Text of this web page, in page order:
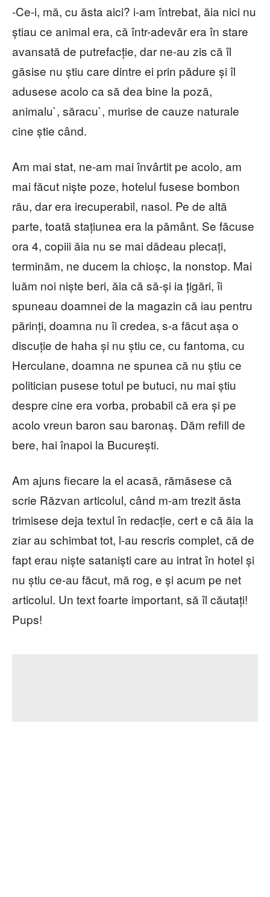
-Ce-i, mă, cu ăsta aici? i-am întrebat, ăia nici nu
știau ce animal era, că într-adevăr era în stare
avansată de putrefacție, dar ne-au zis că îl
găsise nu știu care dintre ei prin pădure și îl
adusese acolo ca să dea bine la poză,
animalu`, săracu`, murise de cauze naturale
cine știe când.
Am mai stat, ne-am mai învârtit pe acolo, am
mai făcut niște poze, hotelul fusese bombon
rău, dar era irecuperabil, nasol. Pe de altă
parte, toată stațiunea era la pământ. Se făcuse
ora 4, copiii ăia nu se mai dădeau plecați,
terminăm, ne ducem la chioșc, la nonstop. Mai
luăm noi niște beri, ăia că să-și ia țigări, îi
spuneau doamnei de la magazin că iau pentru
părinți, doamna nu îi credea, s-a făcut așa o
discuție de haha și nu știu ce, cu fantoma, cu
Herculane, doamna ne spunea că nu știu ce
politician pusese totul pe butuci, nu mai știu
despre cine era vorba, probabil că era și pe
acolo vreun baron sau baronaș. Dăm refill de
bere, hai înapoi la București.
Am ajuns fiecare la el acasă, rămăsese că
scrie Răzvan articolul, când m-am trezit ăsta
trimisese deja textul în redacție, cert e că ăia la
ziar au schimbat tot, l-au rescris complet, că de
fapt erau niște sataniști care au intrat în hotel și
nu știu ce-au făcut, mă rog, e și acum pe net
articolul. Un text foarte important, să îl căutați!
Pups!